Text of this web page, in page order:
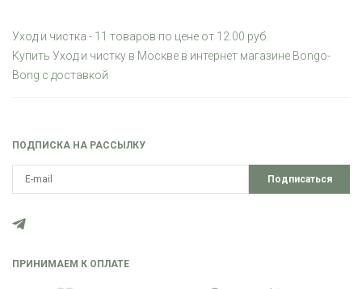
Уход и чистка - 11 товаров по цене от 12.00 руб.
Купить Уход и чистку в Москве в интернет магазине Bongo-
Bong с доставкой
ПОДПИСКА НА РАССЫЛКУ
Подписаться
ПРИНИМАЕМ К ОПЛАТЕ